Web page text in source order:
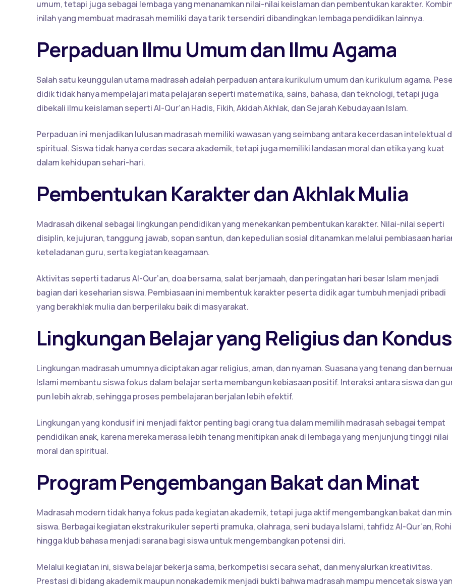
umum, tetapi juga sebagai lembaga yang menanamkan nilai-nilai keislaman dan pembentukan karakter.
inilah yang membuat madrasah memiliki daya tarik tersendiri dibandingkan lembaga pendidikan lainnya.
Perpaduan Ilmu Umum dan Ilmu Agama
Salah satu keunggulan utama madrasah adalah perpaduan antara kurikulum umum dan kurikulum agama.
didik tidak hanya mempelajari mata pelajaran seperti matematika, sains, bahasa, dan teknologi, tetapi juga
dibekali ilmu keislaman seperti Al-Qur’an Hadis, Fikih, Akidah Akhlak, dan Sejarah Kebudayaan Islam.
Perpaduan ini menjadikan lulusan madrasah memiliki wawasan yang seimbang antara kecerdasan intelektual
spiritual. Siswa tidak hanya cerdas secara akademik, tetapi juga memiliki landasan moral dan etika yang kuat
dalam kehidupan sehari-hari.
Pembentukan Karakter dan Akhlak Mulia
Madrasah dikenal sebagai lingkungan pendidikan yang menekankan pembentukan karakter. Nilai-nilai seperti
disiplin, kejujuran, tanggung jawab, sopan santun, dan kepedulian sosial ditanamkan melalui pembiasaan
keteladanan guru, serta kegiatan keagamaan.
Aktivitas seperti tadarus Al-Qur’an, doa bersama, salat berjamaah, dan peringatan hari besar Islam menjadi
bagian dari keseharian siswa. Pembiasaan ini membentuk karakter peserta didik agar tumbuh menjadi pribadi
yang berakhlak mulia dan berperilaku baik di masyarakat.
Lingkungan Belajar yang Religius dan
Lingkungan madrasah umumnya diciptakan agar religius, aman, dan nyaman. Suasana yang tenang dan
Islami membantu siswa fokus dalam belajar serta membangun kebiasaan positif. Interaksi antara siswa dan
pun lebih akrab, sehingga proses pembelajaran berjalan lebih efektif.
Lingkungan yang kondusif ini menjadi faktor penting bagi orang tua dalam memilih madrasah sebagai tempat
pendidikan anak, karena mereka merasa lebih tenang menitipkan anak di lembaga yang menjunjung tinggi nilai
moral dan spiritual.
Program Pengembangan Bakat dan Minat
Madrasah modern tidak hanya fokus pada kegiatan akademik, tetapi juga aktif mengembangkan bakat dan
siswa. Berbagai kegiatan ekstrakurikuler seperti pramuka, olahraga, seni budaya Islami, tahfidz Al-Qur’an,
hingga klub bahasa menjadi sarana bagi siswa untuk mengembangkan potensi diri.
Melalui kegiatan ini, siswa belajar bekerja sama, berkompetisi secara sehat, dan menyalurkan kreativitas.
Prestasi di bidang akademik maupun nonakademik menjadi bukti bahwa madrasah mampu mencetak siswa